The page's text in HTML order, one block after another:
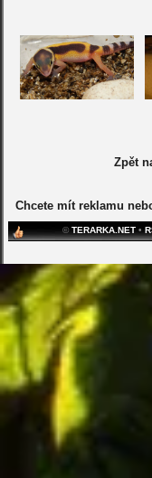
Zpět
Chcete mít reklamu
©TERARKA.NET•